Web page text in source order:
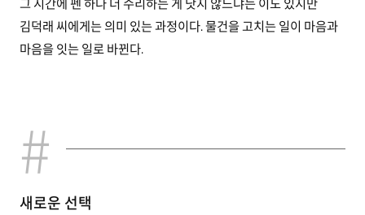
김덕래 씨에게는 의미 있는 과정이다. 물건을 고치는 일이 마음과
마음을 잇는 일로 바뀐다.
새로운 선택